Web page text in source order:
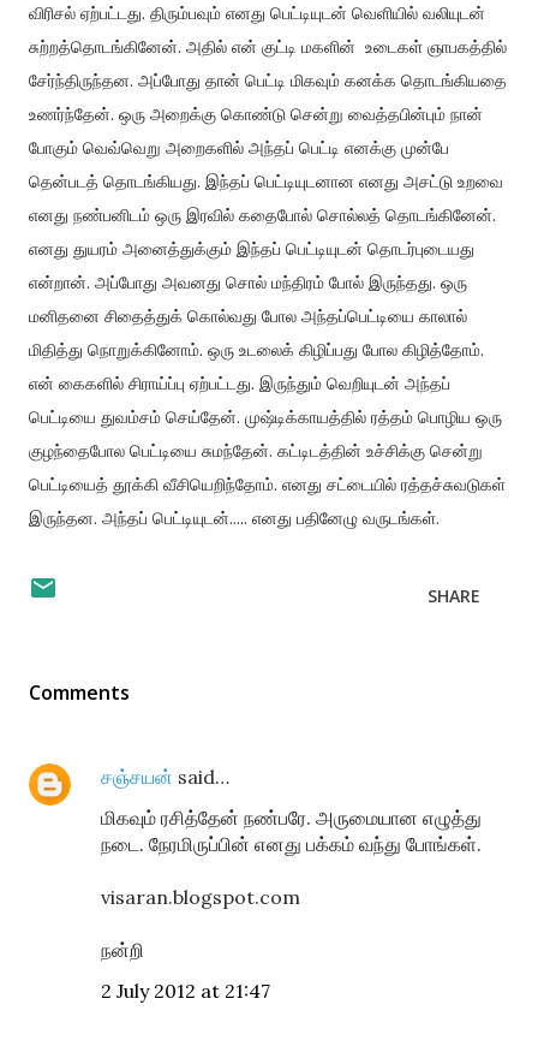
விரிசல் ஏற்பட்டது. திரும்பவும் எனது பெட்டியுடன் வெளியில் வலியுடன்
சுற்றத்தொடங்கினேன். அதில் என் குட்டி மகளின் உடைகள் ஞாபகத்தில்
சேர்ந்திருந்தன. அப்போது தான் பெட்டி மிகவும் கனக்க தொடங்கியதை
உணர்ந்தேன். ஒரு அறைக்கு கொண்டு சென்று வைத்தபின்பும் நான்
போகும் வெவ்வெறு அறைகளில் அந்தப் பெட்டி எனக்கு முன்பே
தென்படத் தொடங்கியது. இந்தப் பெட்டியுடனான எனது அசட்டு உறவை
எனது நண்பனிடம் ஒரு இரவில் கதைபோல் சொல்லத் தொடங்கினேன்.
எனது துயரம் அனைத்துக்கும் இந்தப் பெட்டியுடன் தொடர்புடையது
என்றான். அப்போது அவனது சொல் மந்திரம் போல் இருந்தது. ஒரு
மனிதனை சிதைத்துக் கொல்வது போல அந்தப்பெட்டியை காலால்
மிதித்து நொறுக்கினோம். ஒரு உடலைக் கிழிப்பது போல கிழித்தோம்.
என் கைகளில் சிராய்ப்பு ஏற்பட்டது. இருந்தும் வெறியுடன் அந்தப்
பெட்டியை துவம்சம் செய்தேன். முஷ்டிக்காயத்தில் ரத்தம் பொழிய ஒரு
குழந்தைபோல பெட்டியை சுமந்தேன். கட்டிடத்தின் உச்சிக்கு சென்று
பெட்டியைத் தூக்கி வீசியெறிந்தோம். எனது சட்டையில் ரத்தச்சுவடுகள்
இருந்தன. அந்தப் பெட்டியுடன்..... எனது பதினேழு வருடங்கள்.
SHARE
Comments
சஞ்சயன் said…
மிகவும் ரசித்தேன் நண்பரே. அருமையான எழுத்து
நடை. நேரமிருப்பின் எனது பக்கம் வந்து போங்கள்.
visaran.blogspot.com
நன்றி
2 July 2012 at 21:47